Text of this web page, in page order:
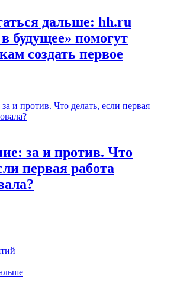
дальше: hh.ru
будущее» помогут
создать первое
за и против. Что
первая работа